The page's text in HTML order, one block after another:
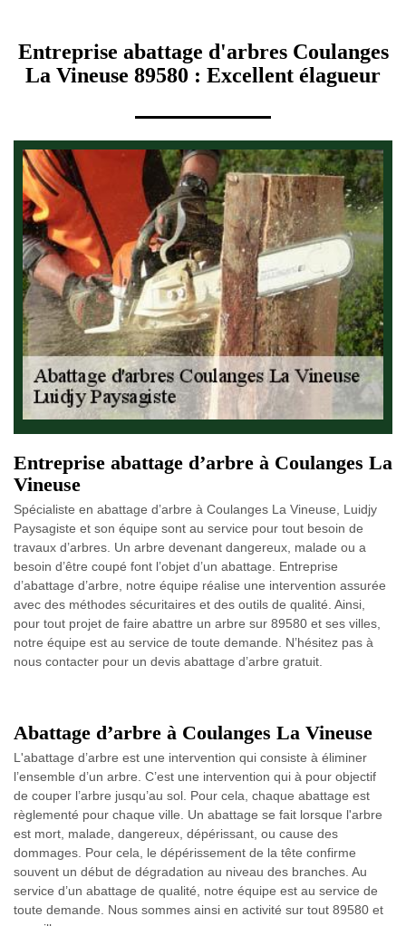
Entreprise abattage d'arbres Coulanges
La Vineuse 89580 : Excellent élagueur
Entreprise abattage d’arbre à Coulanges La
Vineuse
Spécialiste en abattage d’arbre à Coulanges La Vineuse, Luidjy
Paysagiste et son équipe sont au service pour tout besoin de
travaux d’arbres. Un arbre devenant dangereux, malade ou a
besoin d’être coupé font l’objet d’un abattage. Entreprise
d’abattage d’arbre, notre équipe réalise une intervention assurée
avec des méthodes sécuritaires et des outils de qualité. Ainsi,
pour tout projet de faire abattre un arbre sur 89580 et ses villes,
notre équipe est au service de toute demande. N’hésitez pas à
nous contacter pour un devis abattage d’arbre gratuit.
Abattage d’arbre à Coulanges La Vineuse
L'abattage d’arbre est une intervention qui consiste à éliminer
l’ensemble d’un arbre. C’est une intervention qui à pour objectif
de couper l’arbre jusqu’au sol. Pour cela, chaque abattage est
règlementé pour chaque ville. Un abattage se fait lorsque l'arbre
est mort, malade, dangereux, dépérissant, ou cause des
dommages. Pour cela, le dépérissement de la tête confirme
souvent un début de dégradation au niveau des branches. Au
service d’un abattage de qualité, notre équipe est au service de
toute demande. Nous sommes ainsi en activité sur tout 89580 et